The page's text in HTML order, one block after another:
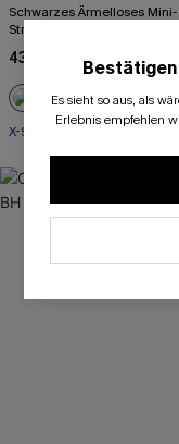
Schwarzes Ärmelloses Mini-
Strandkleid mit tiefem
43,00 €
X-Shape
Es sieht so aus, als
Erlebnis empfehlen